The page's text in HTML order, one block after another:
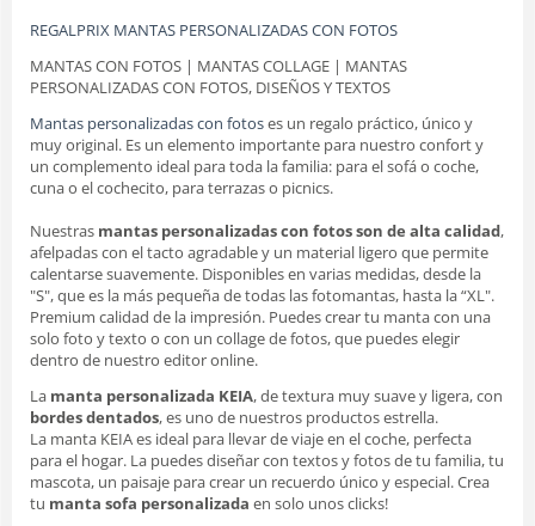
REGALPRIX MANTAS PERSONALIZADAS CON FOTOS
MANTAS CON FOTOS | MANTAS COLLAGE | MANTAS
PERSONALIZADAS CON FOTOS, DISEÑOS Y TEXTOS
Mantas personalizadas con fotoses un regalo práctico, único y
muy original. Es un elemento importante para nuestro confort y
un complemento ideal para toda la familia: para el sofá o coche,
cuna o el cochecito, para terrazas o picnics.
Nuestras mantas personalizadas con fotos son de alta calidad,
afelpadas con el tacto agradable y un material ligero que permite
calentarse suavemente. Disponibles en varias medidas, desde la
"S", que es la más pequeña de todas las fotomantas, hasta la “XL".
Premium calidad de la impresión. Puedes crear tu manta con una
solo foto y texto o con un collage de fotos, que puedes elegir
dentro de nuestro editor online.
La manta personalizada KEIA, de textura muy suave y ligera, con
bordes dentados, es uno de nuestros productos estrella.
La manta KEIA es ideal para llevar de viaje en el coche, perfecta
para el hogar. La puedes diseñar con textos y fotos de tu familia, tu
mascota, un paisaje para crear un recuerdo único y especial. Crea
tu manta sofa personalizada en solo unos clicks!